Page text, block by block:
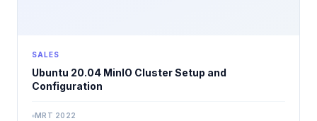
SALES
Ubuntu 20.04 MinIO Cluster Setup and
Configuration
MRT 2022